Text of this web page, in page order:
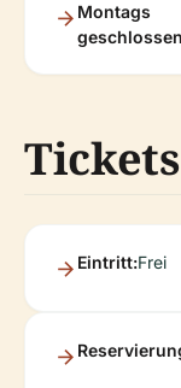
Montags
geschlossen
Eintritt:Frei